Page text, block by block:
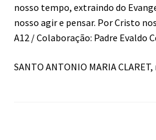
nosso tempo, extraindo do
nosso agir e pensar. Por Cristo
A12 / Colaboração: Padre Evaldo
SANTO ANTONIO MARIA